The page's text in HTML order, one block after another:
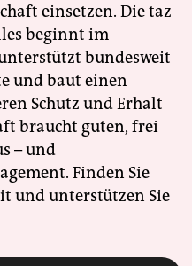
einsetzen. Die taz
beginnt im
bundesweit
und baut einen
Schutz und Erhalt
braucht guten, frei
– und
Finden Sie
und unterstützen Sie